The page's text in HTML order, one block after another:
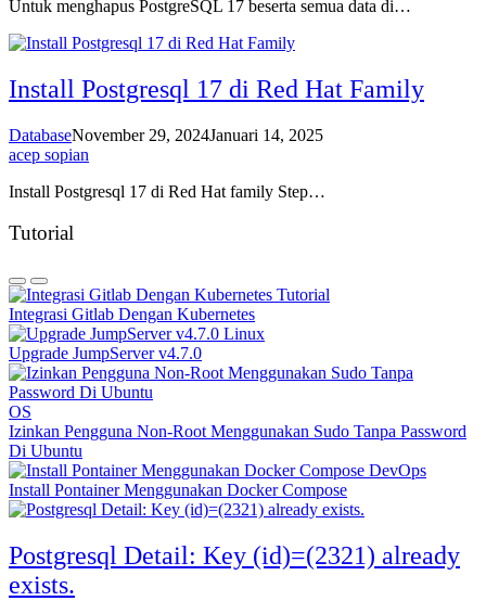
Untuk menghapus PostgreSQL 17 beserta semua data di…
Install Postgresql 17 di Red Hat Family
DatabaseNovember 29, 2024Januari 14, 2025
acep sopian
Install Postgresql 17 di Red Hat family Step…
Tutorial
Tutorial
Integrasi Gitlab Dengan Kubernetes
Linux
Upgrade JumpServer v4.7.0
OS
Izinkan Pengguna Non-Root Menggunakan Sudo Tanpa Password
Di Ubuntu
DevOps
Install Pontainer Menggunakan Docker Compose
Postgresql Detail: Key (id)=(2321) already
exists.